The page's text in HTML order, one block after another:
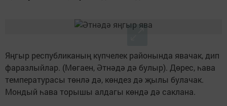
Яңгыр республиканың күпчелек районында явачак, дип
фаразлыйлар. (Мөгаен, Әтнәдә дә булыр). Дөрес, һава
температурасы төнлә дә, көндез дә җылы булачак.
Мондый һава торышы алдагы көндә дә саклана.